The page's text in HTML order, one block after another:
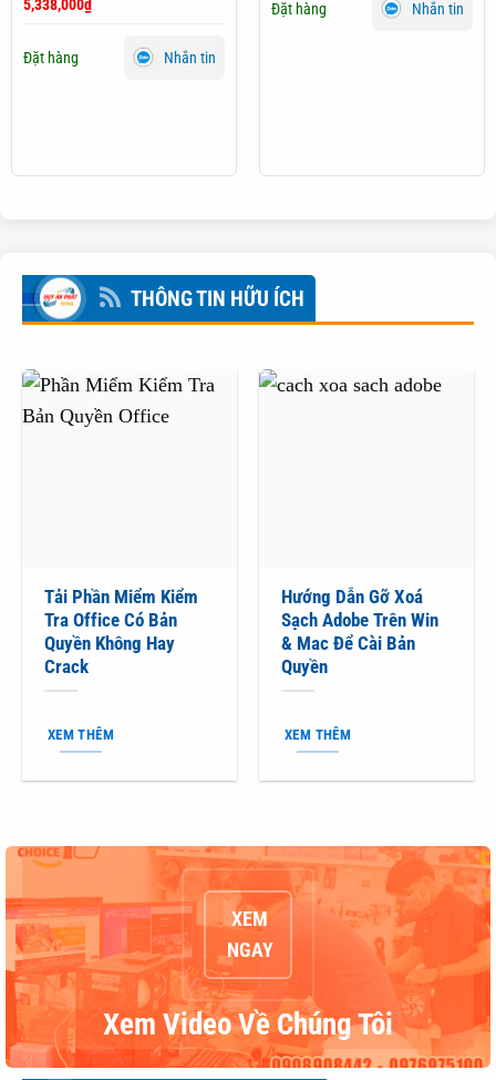
5,338,000₫
Đặt hàng Nhắn tin
Đặt hàng Nhắn tin
THÔNG TIN HỮU ÍCH
Tải Phần Miểm Kiểm
Tra Office Có Bản
Quyền Không Hay
Crack
XEM THÊM
Hướng Dẫn Gỡ Xoá
Sạch Adobe Trên Win
& Mac Để Cài Bản
Quyền
XEM THÊM
XEM
NGAY
Xem Video Về Chúng Tôi